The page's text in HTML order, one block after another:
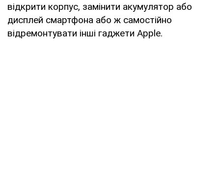
відкрити корпус, замінити акумулятор або
дисплей смартфона або ж самостійно
відремонтувати інші гаджети Apple.